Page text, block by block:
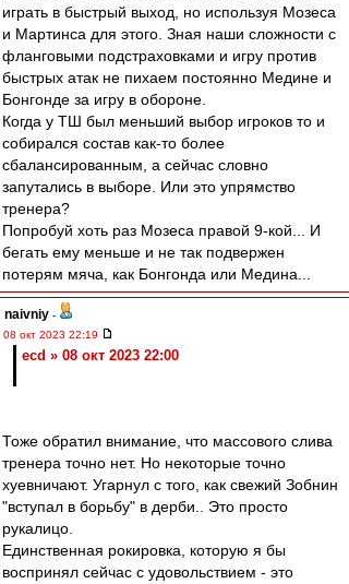
играть в быстрый выход, но используя Мозеса
и Мартинса для этого. Зная наши сложности с
фланговыми подстраховками и игру против
быстрых атак не пихаем постоянно Медине и
Бонгонде за игру в обороне.
Когда у ТШ был меньший выбор игроков то и
собирался состав как-то более
сбалансированным, а сейчас словно
запутались в выборе. Или это упрямство
тренера?
Попробуй хоть раз Мозеса правой 9-кой... И
бегать ему меньше и не так подвержен
потерям мяча, как Бонгонда или Медина...
naivniy -
08 окт 2023 22:19
ecd » 08 окт 2023 22:00
Тоже обратил внимание, что массового слива
тренера точно нет. Но некоторые точно
хуевничают. Угарнул с того, как свежий Зобнин
"вступал в борьбу" в дерби.. Это просто
рукалицо.
Единственная рокировка, которую я бы
воспринял сейчас с удовольствием - это